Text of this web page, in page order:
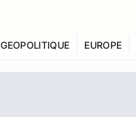
GEOPOLITIQUE EUROPE